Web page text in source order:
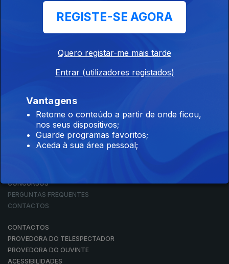
RTP ARQUIVOS
RTP ENSINA
RTP PLAY
EM DIRETO
CONCURSOS
PERGUNTAS FREQUENTES
CONTACTOS
CONTACTOS
PROVEDORA DO TELESPECTADOR
PROVEDORA DO OUVINTE
ACESSIBILIDADES
REGISTE-SE AGORA
Quero registar-me mais tarde
Entrar (utilizadores registados)
Vantagens
Retome o conteúdo a partir de onde ficou,
nos seus dispositivos;
Guarde programas favoritos;
Aceda à sua área pessoal;